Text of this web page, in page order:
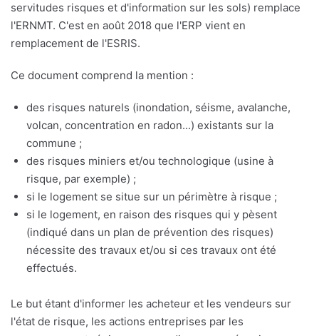
servitudes risques et d'information sur les sols) remplace
l'ERNMT. C'est en août 2018 que l'ERP vient en
remplacement de l'ESRIS.
Ce document comprend la mention :
des risques naturels (inondation, séisme, avalanche,
volcan, concentration en radon...) existants sur la
commune ;
des risques miniers et/ou technologique (usine à
risque, par exemple) ;
si le logement se situe sur un périmètre à risque ;
si le logement, en raison des risques qui y pèsent
(indiqué dans un plan de prévention des risques)
nécessite des travaux et/ou si ces travaux ont été
effectués.
Le but étant d'informer les acheteur et les vendeurs sur
l'état de risque, les actions entreprises par les